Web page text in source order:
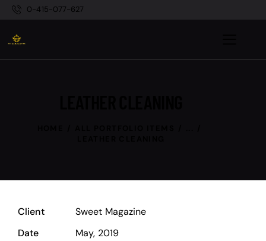
0-415-077-627
Client
Sweet Magazine
Date
May, 2019